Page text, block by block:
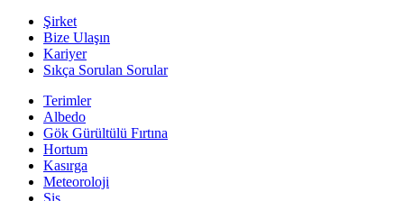
Şirket
Bize Ulaşın
Kariyer
Sıkça Sorulan Sorular
Terimler
Albedo
Gök Gürültülü Fırtına
Hortum
Kasırga
Meteoroloji